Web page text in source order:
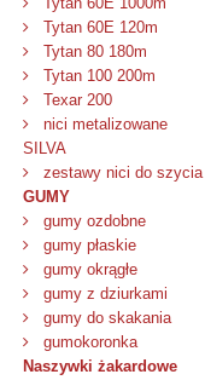
Tytan 60E 120m
Tytan 80 180m
Tytan 100 200m
Texar 200
nici metalizowane
SILVA
zestawy nici do szycia
GUMY
gumy ozdobne
gumy płaskie
gumy okrągłe
gumy z dziurkami
gumy do skakania
gumokoronka
Naszywki żakardowe